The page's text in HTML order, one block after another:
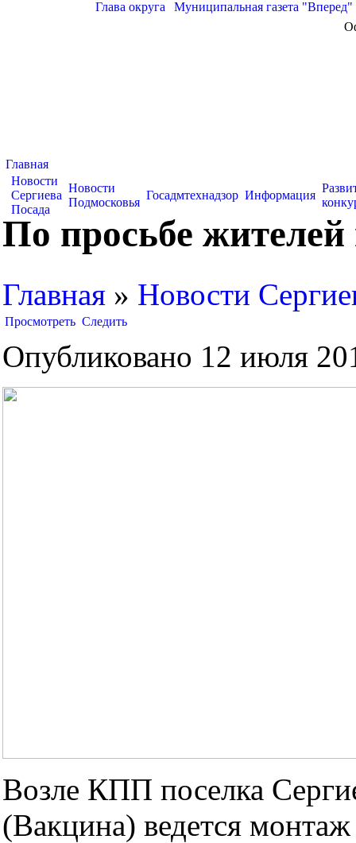
Глава округа Муниципальная газета "Вперед"
Главная
Новости
Сергиева
Посада
Новости
Подмосковья
Госадмтехнадзор Информация
По просьбе
Главная » Новости
Просмотреть Следить
Опубликовано 12 июля
Возле КПП поселка
(Вакцина) ведется